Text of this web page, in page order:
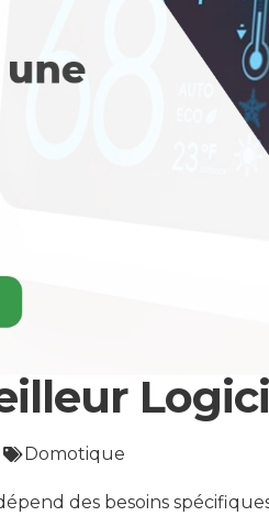
Domotique
des besoins